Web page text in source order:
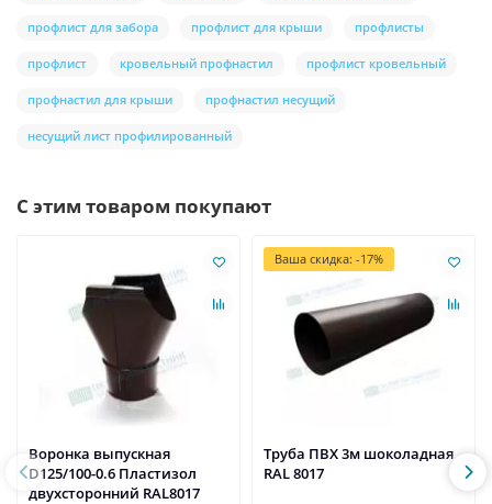
профлист для забора профлист для крыши профлисты
профлист кровельный профнастил профлист кровельный
профнастил для крыши профнастил несущий
несущий лист профилированный
С этим товаром покупают
Воронка выпускная
D125/100-0.6 Пластизол
двухсторонний RAL8017
Ваша скидка: -17%
Труба ПВХ 3м шоколадная
RAL 8017